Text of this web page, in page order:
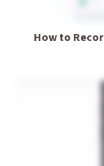
How to